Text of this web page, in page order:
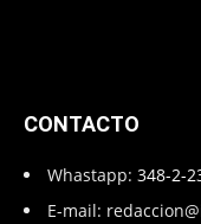
CONTACTO
Whastapp: 348-2-
E-mail: